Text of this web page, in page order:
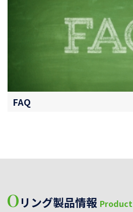
FAQ
Oリング製品情報 Product